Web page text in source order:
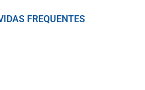
FREQUENTES